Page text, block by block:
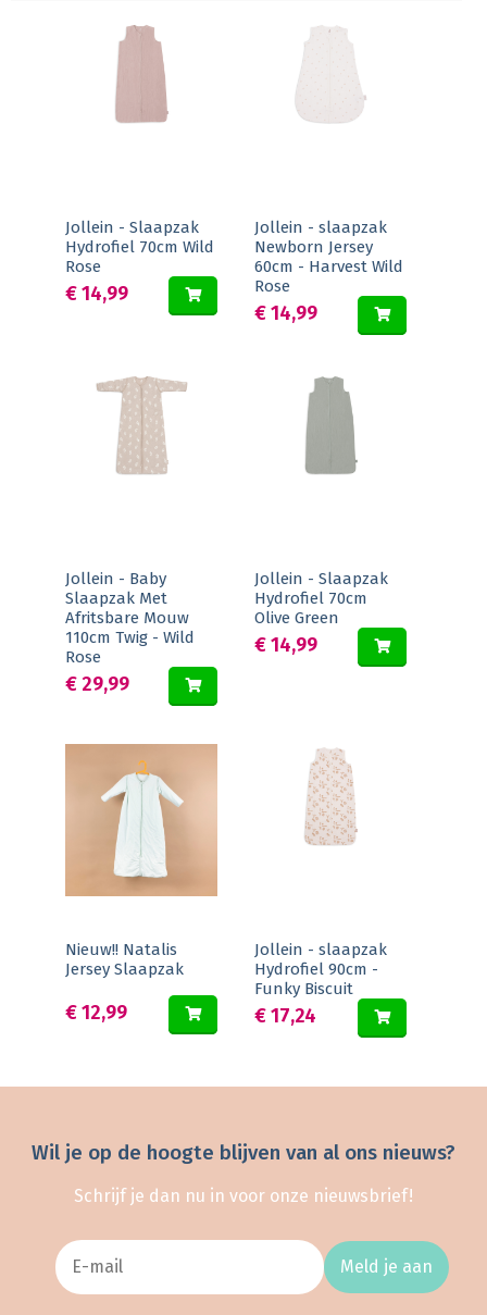
Jollein - Slaapzak
Hydrofiel 70cm Wild
Rose
€ 14,99
Jollein - slaapzak
Newborn Jersey
60cm - Harvest Wild
Rose
€ 14,99
Jollein - Baby
Slaapzak Met
Afritsbare Mouw
110cm Twig - Wild
Rose
€ 29,99
Jollein - Slaapzak
Hydrofiel 70cm
Olive Green
€ 14,99
Nieuw!! Natalis
Jersey Slaapzak
€ 12,99
Jollein - slaapzak
Hydrofiel 90cm -
Funky Biscuit
€ 17,24
Wil je op de hoogte blijven van al ons nieuws?
Schrijf je dan nu in voor onze nieuwsbrief!
Meld je aan